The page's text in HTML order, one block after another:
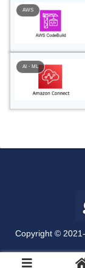
AWS
AI・ML
Copyright ©